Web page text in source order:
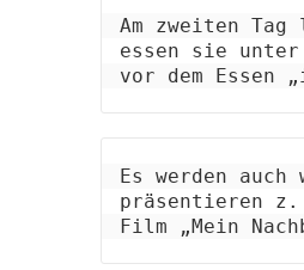
Am zweiten
essen sie
vor dem Essen
Es werden
präsentieren z.
Film „Mein